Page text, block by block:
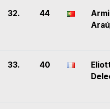
32. 44
33. 40